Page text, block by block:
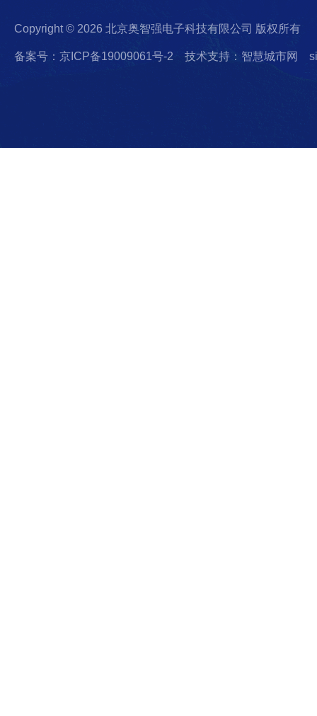
Copyright © 2026 北京奥智强电子科技有限公司 版权所有
备案号：京ICP备19009061号-2 技术支持：智慧城市网